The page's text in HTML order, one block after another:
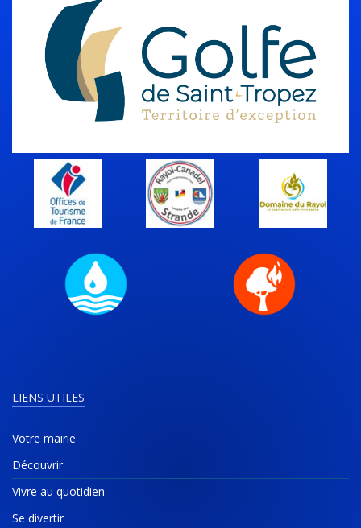
LIENS UTILES
Votre mairie
Découvrir
Vivre au quotidien
Se divertir